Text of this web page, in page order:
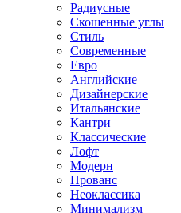
Радиусные
Скошенные углы
Стиль
Современные
Евро
Английские
Дизайнерские
Итальянские
Кантри
Классические
Лофт
Модерн
Прованс
Неоклассика
Минимализм